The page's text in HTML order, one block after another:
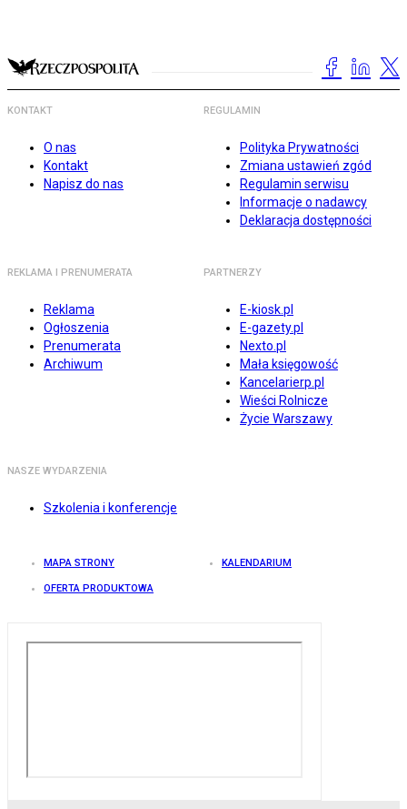
KONTAKT
O nas
Kontakt
Napisz do nas
REGULAMIN
Polityka Prywatności
Zmiana ustawień zgód
Regulamin serwisu
Informacje o nadawcy
Deklaracja dostępności
REKLAMA I PRENUMERATA
Reklama
Ogłoszenia
Prenumerata
Archiwum
PARTNERZY
E-kiosk.pl
E-gazety.pl
Nexto.pl
Mała księgowość
Kancelarierp.pl
Wieści Rolnicze
Życie Warszawy
NASZE WYDARZENIA
Szkolenia i konferencje
MAPA STRONY KALENDARIUM
OFERTA PRODUKTOWA